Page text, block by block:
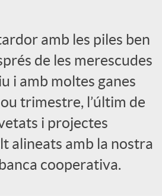
amb les piles ben
de les merescudes
i amb moltes ganes
trimestre, l’últim de
i projectes
alineats amb la nostra
cooperativa.